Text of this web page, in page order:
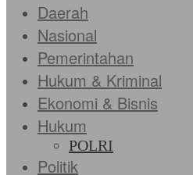
Daerah
Nasional
Pemerintahan
Hukum & Kriminal
Ekonomi & Bisnis
Hukum
POLRI
Politik